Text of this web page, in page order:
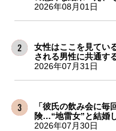
2026年08月01日
女性はここを見てい
される男性に共通す
2026年07月31日
「彼氏の飲み会に毎
険…“地雷女”と結婚
2026年07月30日